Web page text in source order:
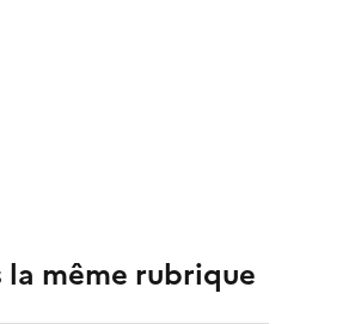
la même rubrique